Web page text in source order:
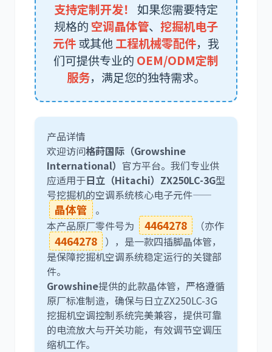
大宇 丰田
约翰迪尔 徐工
利勃海尔
山猫
支持定制开发！ 如果您需要特定
规格的 空调晶体管、 挖掘机电子
元件或其他工程机械零配件，我
们可提供专业的 OEM/ODM定制
服务，满足您的独特需求。
产品详情
欢迎访问格莳国际（Growshine
International） 官方平台。我们专业供
应适用于日立（Hitachi）ZX250LC-3G型
号挖掘机的空调系统核心电子元件——
晶体管
。
本产品原厂零件号为
4464278 （亦作
4464278 ），是一款四插脚晶体管，
是保障挖掘机空调系统稳定运行的关键部
件。
Growshine提供的此款晶体管，严格遵循
原厂标准制造，确保与日立ZX250LC-3G
挖掘机空调控制系统完美兼容，提供可靠
的电流放大与开关功能，有效调节空调压
缩机工作。